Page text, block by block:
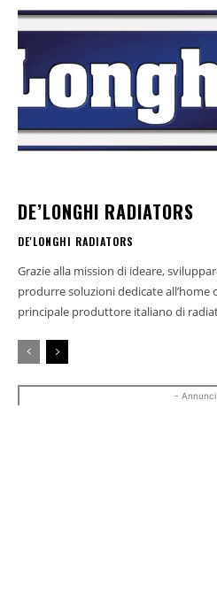
DE’LONGHI RADIATORS
DE'LONGHI RADIATORS
Grazie alla mission di ideare,
produrre soluzioni dedicate all’home
principale produttore italiano di
-